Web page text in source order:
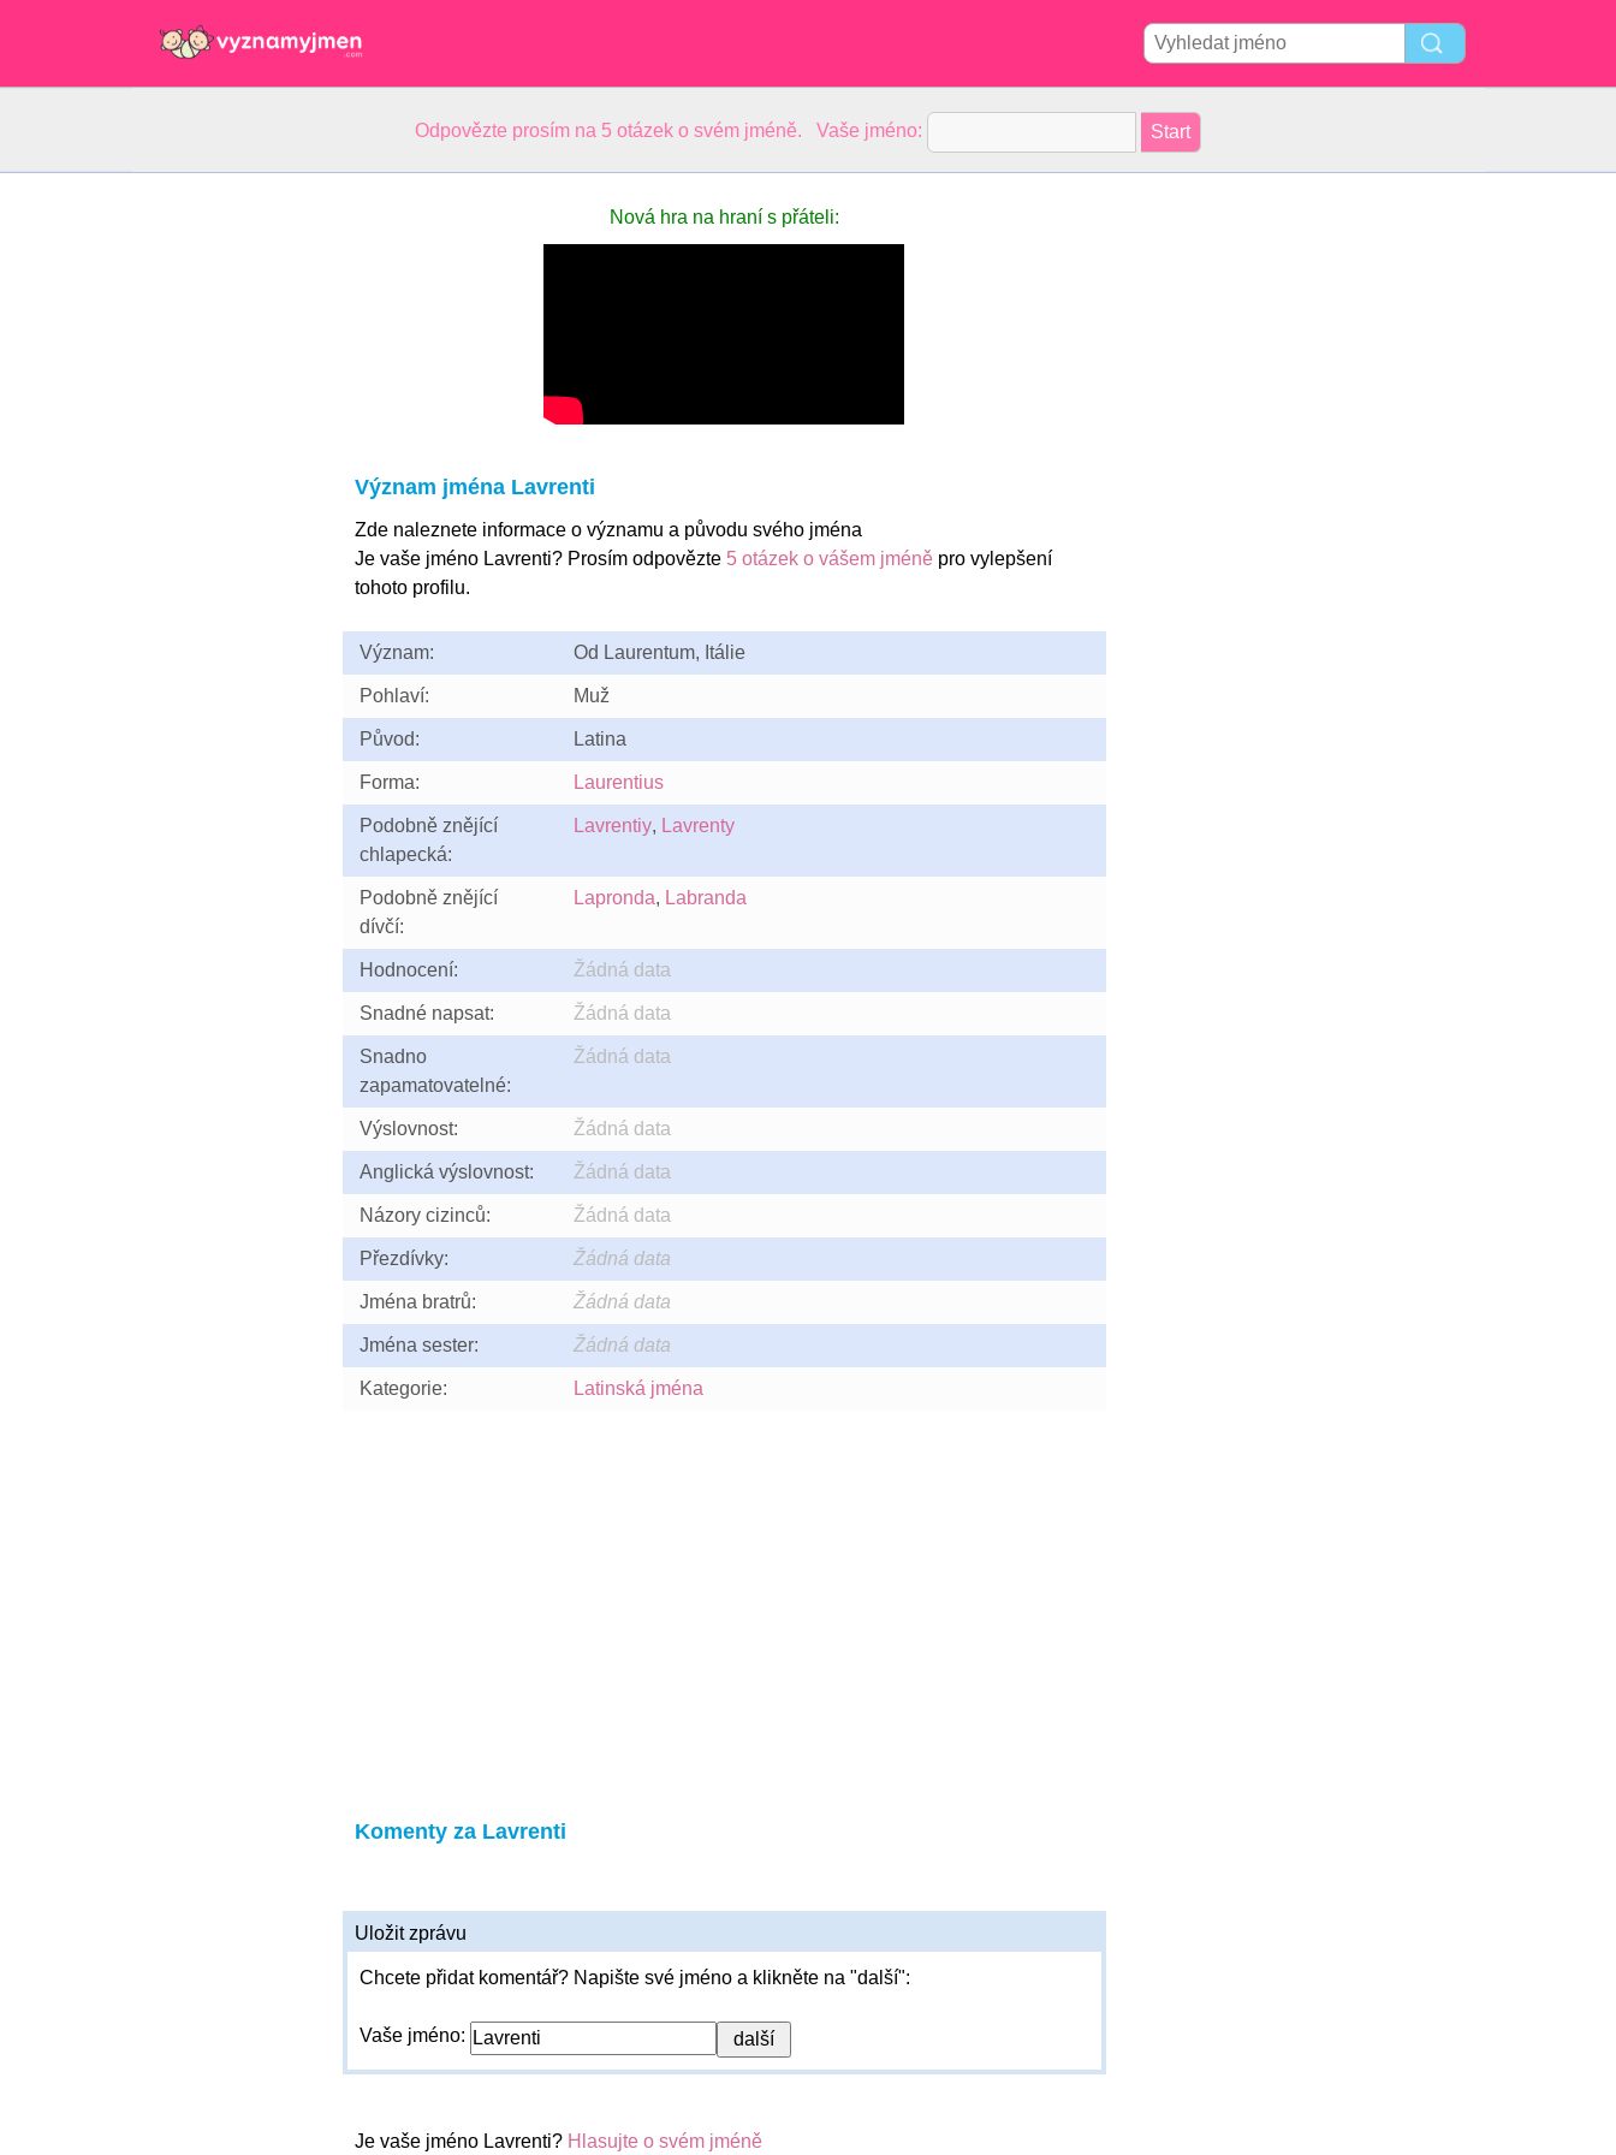
Odpovězte prosím na 5 otázek o svém jméně. Vaše jméno:
Nová hra na hraní s přáteli:
Význam jména Lavrenti
Zde naleznete informace o významu a původu svého jména
Je vaše jméno Lavrenti? Prosím odpovězte 5 otázek o vášem jméněpro vylepšení
tohoto profilu.
Význam: Od Laurentum, Itálie
Pohlaví: Muž
Původ: Latina
Forma: Laurentius
Podobně znějící
chlapecká:
Lavrentiy, Lavrenty
Podobně znějící
dívčí:
Lapronda, Labranda
Hodnocení: Žádná data
Snadné napsat: Žádná data
Snadno
zapamatovatelné:
Žádná data
Výslovnost: Žádná data
Anglická výslovnost: Žádná data
Názory cizinců: Žádná data
Přezdívky: Žádná data
Jména bratrů: Žádná data
Jména sester: Žádná data
Kategorie: Latinská jména
Komenty za Lavrenti
Uložit zprávu
Chcete přidat komentář? Napište své jméno a klikněte na "další":
Vaše jméno:
Je vaše jméno Lavrenti? Hlasujte o svém jméně